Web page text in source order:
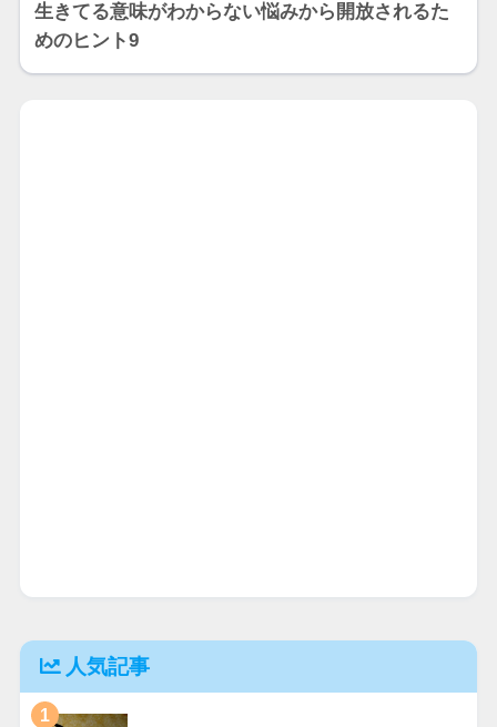
生きてる意味がわからない悩みから開放されるた
めのヒント9
人気記事
1